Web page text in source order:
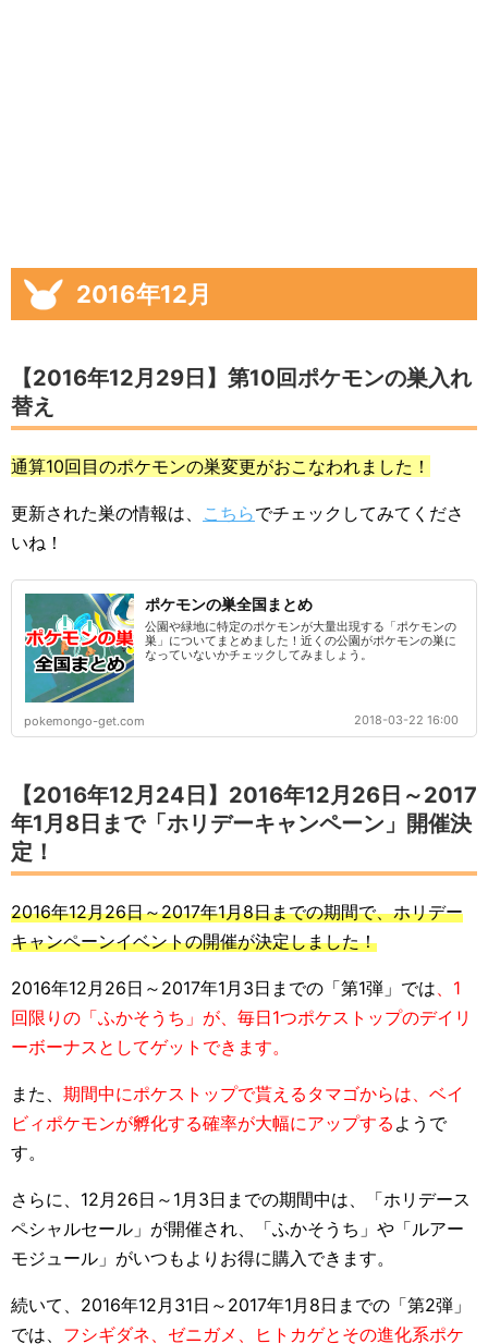
2016年12月
【2016年12月29日】第10回ポケモンの巣入れ
替え
通算10回目のポケモンの巣変更がおこなわれました！
更新された巣の情報は、 こちらでチェックしてみてくださ
いね！
ポケモンの巣全国まとめ
公園や緑地に特定のポケモンが大量出現する「ポケモンの
巣」についてまとめました！近くの公園がポケモンの巣に
なっていないかチェックしてみましょう。
pokemongo-get.com 2018-03-22 16:00
【2016年12月24日】2016年12月26日～2017
年1月8日まで「ホリデーキャンペーン」開催決
定！
2016年12月26日～2017年1月8日までの期間で、ホリデー
キャンペーンイベントの開催が決定しました！
2016年12月26日～2017年1月3日までの「第1弾」では、1
回限りの「ふかそうち」が、毎日1つポケストップのデイリ
ーボーナスとしてゲットできます。
また、 期間中にポケストップで貰えるタマゴからは、ベイ
ビィポケモンが孵化する確率が大幅にアップする ようで
す。
さらに、12月26日～1月3日までの期間中は、「ホリデース
ペシャルセール」が開催され、「ふかそうち」や「ルアー
モジュール」がいつもよりお得に購入できます。
続いて、2016年12月31日～2017年1月8日までの「第2弾」
では、 フシギダネ、ゼニガメ、ヒトカゲとその進化系ポケ